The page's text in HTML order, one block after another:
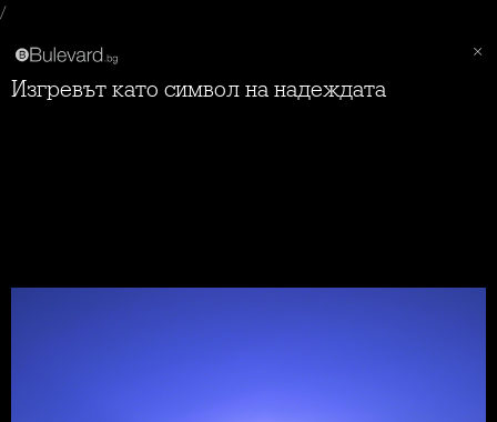
/
Изгревът като символ на надеждата